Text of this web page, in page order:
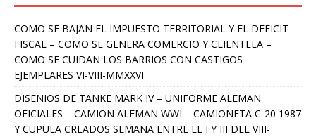
COMO SE BAJAN EL IMPUESTO TERRITORIAL Y EL DEFICIT
FISCAL – COMO SE GENERA COMERCIO Y CLIENTELA –
COMO SE CUIDAN LOS BARRIOS CON CASTIGOS
EJEMPLARES VI-VIII-MMXXVI
DISENIOS DE TANKE MARK IV – UNIFORME ALEMAN
OFICIALES – CAMION ALEMAN WWI – CAMIONETA C-20 1987
Y CUPULA CREADOS SEMANA ENTRE EL I Y III DEL VIII-